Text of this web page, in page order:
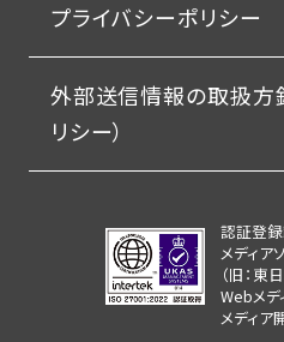
プライバシーポリシー
外部送信情報の取扱方
リシー）
認証登録
メディア
（旧：東
Webメデ
メディア